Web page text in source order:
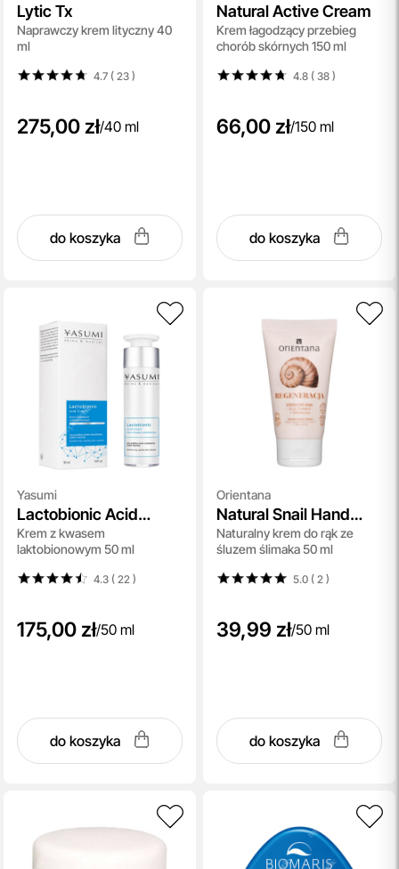
Lytic Tx
Naprawczy krem lityczny 40
ml
4.7 ( 23)
275,00 zł/40 ml
do koszyka
Natural Active Cream
Krem łagodzący przebieg
chorób skórnych 150 ml
4.8 ( 38)
66,00 zł/150 ml
do koszyka
Yasumi
Lactobionic Acid
Cream
Krem z kwasem
laktobionowym 50 ml
4.3 ( 22 )
175,00 zł/50 ml
do koszyka
Orientana
Natural Snail Hand
Cream
Naturalny krem do rąk ze
śluzem ślimaka 50 ml
5.0 ( 2 )
39,99 zł/50 ml
do koszyka